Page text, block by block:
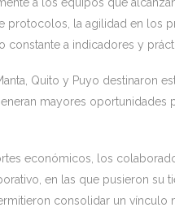
la agilidad en los
a indicadores y
Quito y Puyo destinaron
mayores oportunidades
económicos, los
en las que pusieron su
consolidar un vínculo